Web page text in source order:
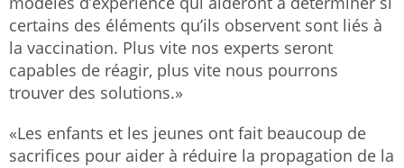
certains des éléments qu’ils observent sont liés à
la vaccination. Plus vite nos experts seront
capables de réagir, plus vite nous pourrons
trouver des solutions.»
«Les enfants et les jeunes ont fait beaucoup de
sacrifices pour aider à réduire la propagation de la